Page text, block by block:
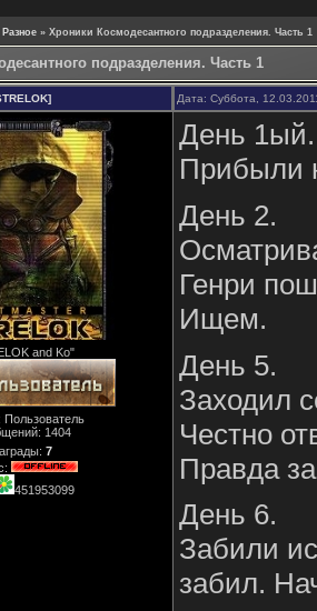
Разное » Хроники Космодесантного подразделения. Часть 1
подразделения. Часть 1
Дата: Суббота,
and Ko"
Пользователь
1404
7
451953099
День 1ый.
Прибыли
День 2.
Генри
Ищем.
День 5.
Заходил
Честно
Правда
День 6.
Забили
забил.